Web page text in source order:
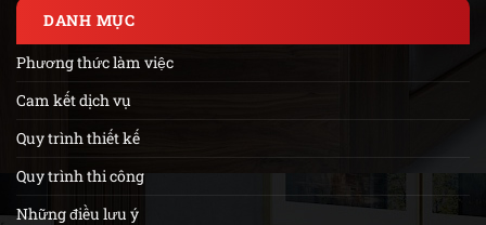
DANH MỤC
Phương thức làm việc
Cam kết dịch vụ
Quy trình thiết kế
Quy trình thi công
Những điều lưu ý